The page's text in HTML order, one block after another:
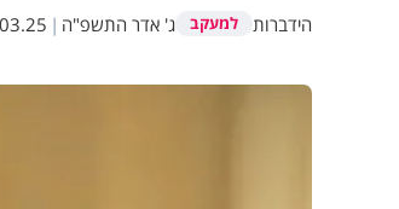
הידברות למעקב ג' אדר התשפ"ה |